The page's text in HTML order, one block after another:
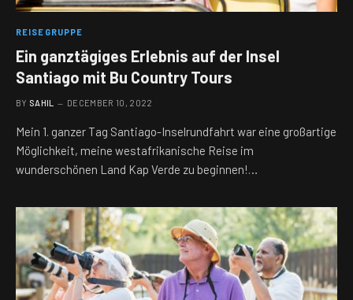
REISEGRUPPE
Ein ganztägiges Erlebnis auf der Insel
Santiago mit Bu Country Tours
BY SAHIL DECEMBER 10, 2022
Mein 1. ganzer Tag Santiago-Inselrundfahrt war eine großartige
Möglichkeit, meine westafrikanische Reise im
wunderschönen Land Kap Verde zu beginnen!…